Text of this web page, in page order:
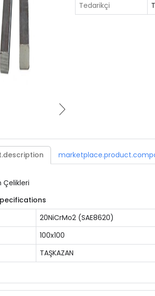
Tedarikçi
Çelikleri
20NiCrMo2 (SAE8620)
100x100
TAŞKAZAN